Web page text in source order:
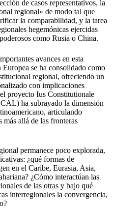
de casos representativos, la
regional» de modo tal que
la comparabilidad, y la tarea
hegemónicas ejercidas
como Rusia o China.
avances en esta
se ha consolidado como
regional, ofreciendo un
con implicaciones
proyecto Ius Constitutionale
ha subrayado la dimensión
articulando
allá de las fronteras
permanece poco explorada,
¿qué formas de
en el Caribe, Eurasia, Asia,
¿Cómo interactúan las
de las otras y bajo qué
interregionales la convergencia,